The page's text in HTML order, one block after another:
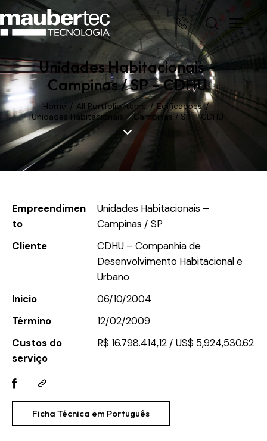
Unidades Habitacionais –
Campinas / SP – CDHU
Home All Portfolio items
Edificações
Unidades Habitacionais – Campinas / SP – CDHU
Empreendimen
to
Unidades Habitacionais –
Campinas / SP
Cliente
CDHU – Companhia de
Desenvolvimento Habitacional e
Urbano
Inicio
06/10/2004
Término
12/02/2009
Custos do
serviço
R$ 16.798.414,12 / US$ 5,924,530.62
Ficha Técnica em Português